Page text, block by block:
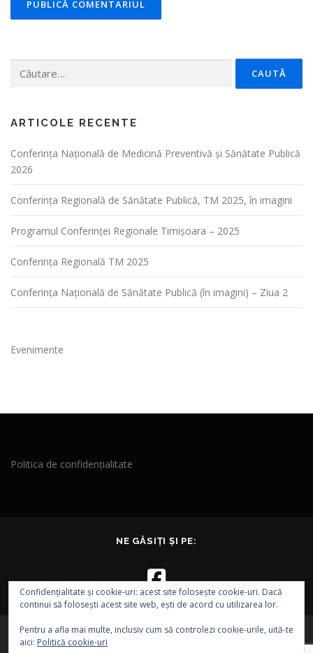
după:
ARTICOLE RECENTE
Conferința Naţională de Medicină Preventivă şi Sănătate Publică
2026
Conferința Regională de Sănătate Publică, TM 2025, în imagini
Programul Conferinței Regionale Timișoara – 2025
Conferința Regională TM 2025
Conferința Națională de Sănătate Publică (în imagini) – Ziua 2
Evenimente
Politica de confidențialitate
NE GĂSIȚI ȘI PE:
Drepturi de autor © 2026 EVA - Asociația EPI VEST
Confidențialitate și cookie-uri: acest site folosește cookie-uri. Dacă
continui să folosești acest site web, ești de acord cu utilizarea lor.
Pentru a afla mai multe, inclusiv cum să controlezi cookie-urile, uită-te
aici: Politică cookie-uri